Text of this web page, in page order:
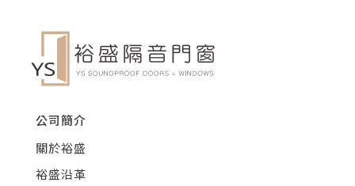
公司簡介
關於裕盛
裕盛沿革